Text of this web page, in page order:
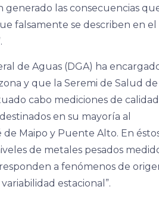
generado las consecuencias
falsamente se describen en el
de Aguas (DGA) ha
y que la Seremi de Salud de
cabo mediciones de calidad
en su mayoría al
Maipo y Puente Alto. En
de metales pesados
a fenómenos de
estacional”.